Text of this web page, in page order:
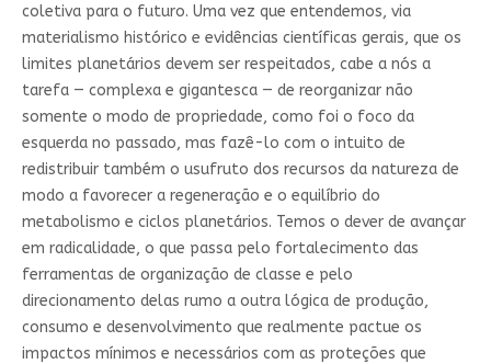
coletiva para o futuro. Uma vez que entendemos, via
materialismo histórico e evidências científicas gerais, que os
limites planetários devem ser respeitados, cabe a nós a
tarefa — complexa e gigantesca — de reorganizar não
somente o modo de propriedade, como foi o foco da
esquerda no passado, mas fazê-lo com o intuito de
redistribuir também o usufruto dos recursos da natureza de
modo a favorecer a regeneração e o equilíbrio do
metabolismo e ciclos planetários. Temos o dever de avançar
em radicalidade, o que passa pelo fortalecimento das
ferramentas de organização de classe e pelo
direcionamento delas rumo a outra lógica de produção,
consumo e desenvolvimento que realmente pactue os
impactos mínimos e necessários com as proteções que